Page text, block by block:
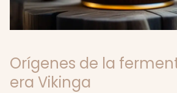
Orígenes de la
era Vikinga